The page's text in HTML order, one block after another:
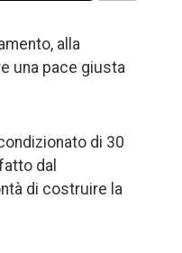
alla
una pace giusta
di 30
dal
di costruire la